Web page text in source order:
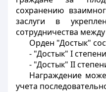
сохранению
заслуги в
сотрудничества
Орден "Достык"
- "Достык" I
- "Достык" II
Награждение
учета